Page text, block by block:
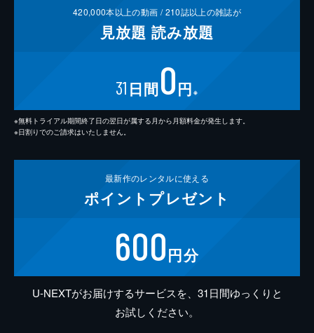
420,000本以上の動画 /210誌以上の雑誌が
見放題 読み放題
31 日間0円 ※
※無料トライアル期間終了日の翌日が属する月から月額料金が発生します。
※日割りでのご請求はいたしません。
最新作のレンタルに使える
ポイント プレゼント
600円分
U-NEXTがお届けするサービスを、31日間ゆっくりと
お試しください。